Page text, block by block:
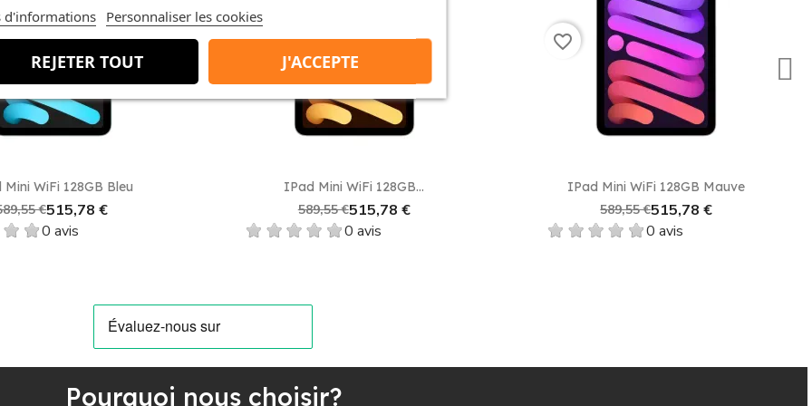
est à portée de clic. Profitez de cette opportunité pour vous offrir une tablette mobile de qualité supérieure
Aperçu rapide
WiFi 128GB Bleu
€515,78 €
0 avis
Aperçu rapide
IPad Mini WiFi 128GB...
589,55 €515,78 €
0 avis
favorite_border
Aperçu rapide
IPad Mini WiFi 128GB Mauve
589,55 €515,78 €
0 avis
favorite_border
Pourquoi nous choisir?
d'informations Personnaliser les cookies
REJETER TOUT J'ACCEPTE